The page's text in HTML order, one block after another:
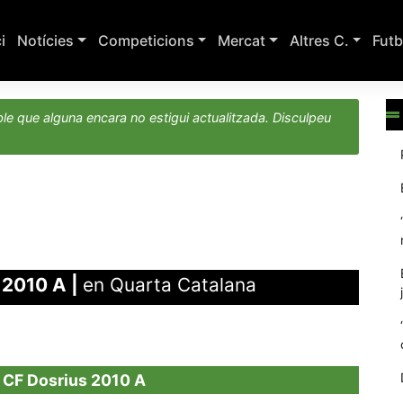
Notícies Competicions Mercat Altres C.
que alguna encara no estigui actualitzada. Disculpeu
A en Quarta Catalana
Dosrius 2010 A